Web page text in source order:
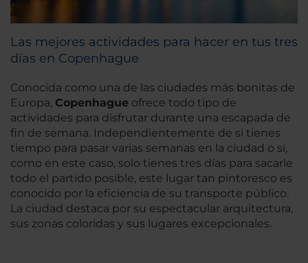
Las mejores actividades para hacer en tus tres
días en Copenhague
Conocida como una de las ciudades más bonitas de
Europa, Copenhague ofrece todo tipo de
actividades para disfrutar durante una escapada de
fin de semana. Independientemente de si tienes
tiempo para pasar varias semanas en la ciudad o si,
como en este caso, solo tienes tres días para sacarle
todo el partido posible, este lugar tan pintoresco es
conocido por la eficiencia de su transporte público.
La ciudad destaca por su espectacular arquitectura,
sus zonas coloridas y sus lugares excepcionales.